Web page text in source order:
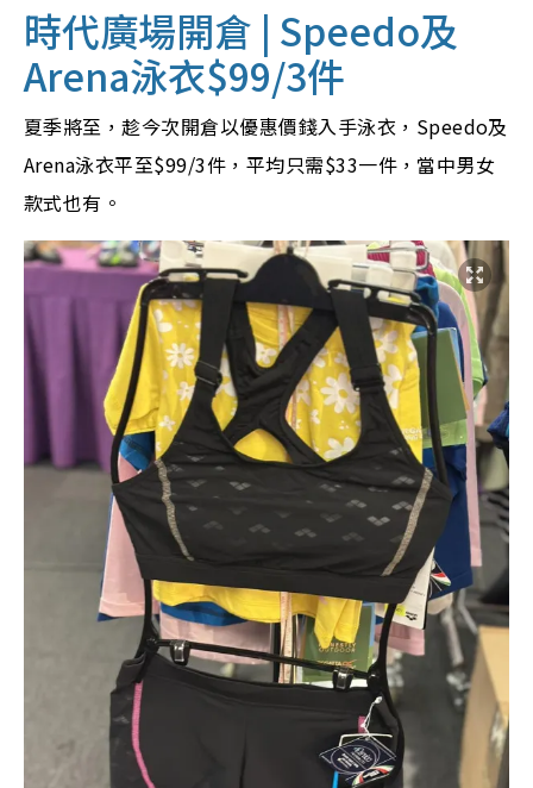
時代廣場開倉 | Speedo及
Arena泳衣$99/3件
夏季將至，趁今次開倉以優惠價錢入手泳衣，Speedo及
Arena泳衣平至$99/3件，平均只需$33一件，當中男女
款式也有。